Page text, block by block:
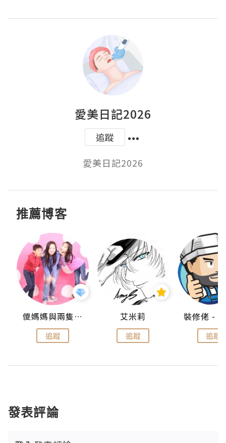
愛美日記2026
追蹤
愛美日記2026
推薦博客
儍媽媽與兩隻小魔怪之家
追蹤
艾米莉
追蹤 追蹤
發表評論